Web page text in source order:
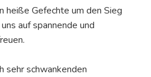
heiße Gefechte um den Sieg
auf spannende und
sehr schwankenden